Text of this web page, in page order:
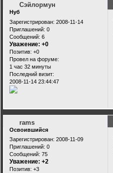
Сэйлормун
Нуб
Зарегистрирован: 2008-11-14
Приглашений: 0
Сообщений: 6
Уважение: +0
Позитив: +0
Провел на форуме:
1 час 32 минуты
Последний визит:
2008-11-14 23:44:47
rams
Освоившийся
Зарегистрирован: 2008-11-09
Приглашений: 0
Сообщений: 75
Уважение: +2
Позитив: +3